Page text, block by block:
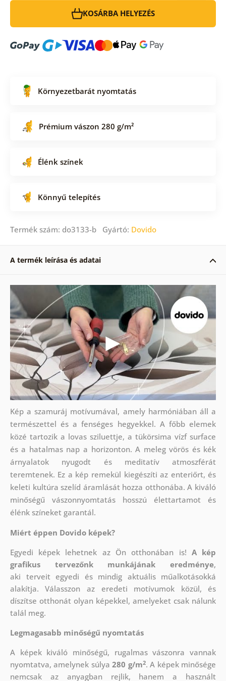
KOSÁRBA HELYEZÉS
Környezetbarát nyomtatás
Prémium vászon 280 g/m²
Élénk színek
Könnyű telepítés
Termék szám: do3133-b Gyártó: Dovido
A termék leírása és adatai
Kép a szamuráj motívumával, amely harmóniában áll a
természettel és a fenséges hegyekkel. A főbb elemek
közé tartozik a lovas sziluettje, a tükörsima vízf surface
és a hatalmas nap a horizonton. A meleg vörös és kék
árnyalatok nyugodt és meditatív atmoszférát
teremtenek. Ez a kép remekül kiegészíti az enteriőrt, és
keleti kultúra szelíd áramlását hozza otthonába. A kiváló
minőségű vászonnyomtatás hosszú élettartamot és
élénk színeket garantál.
Miért éppen Dovido képek?
Egyedi képek lehetnek az Ön otthonában is! A kép
grafikus tervezőnk munkájának eredménye,
aki terveit egyedi és mindig aktuális műalkotásokká
alakítja. Válasszon az eredeti motívumok közül, és
díszítse otthonát olyan képekkel, amelyeket csak nálunk
talál meg.
Legmagasabb minőségű nyomtatás
A képek kiváló minőségű, rugalmas vászonra vannak
nyomtatva, amelynek súlya280 g/m2. A képek minősége
nemcsak az anyagban rejlik, hanem a használt